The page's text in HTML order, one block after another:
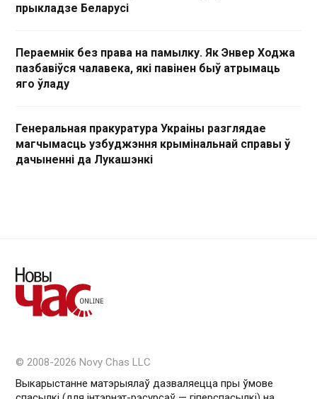
прыкладзе Беларусі
Пераемнік без права на памылку. Як Энвер Ходжа
пазбавіўся чалавека, які павінен быў атрымаць
яго ўладу
Генеральная пракуратура Украіны разглядае
магчымасць узбуджэння крымінальнай справы ў
дачыненні да Лукашэнкі
© 2008-2026 Novy Chas LLC
Выкарыстанне матэрыялаў дазваляецца пры ўмове